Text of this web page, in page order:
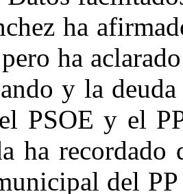
ha
ha
y la
PSOE y el
ha
del